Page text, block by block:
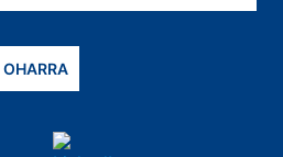
OHARRA